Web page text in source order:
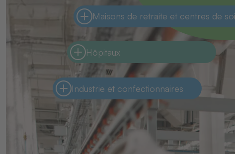
Maisons de retraite et centres de
Hôpitaux
Industrie et confectionnaires